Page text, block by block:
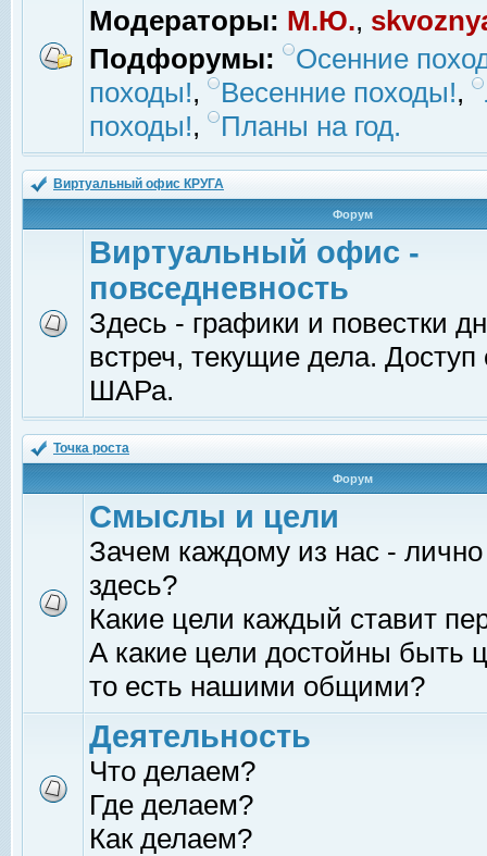
Модераторы: М.Ю.,
Подфорумы:
Осенние
походы!, Весенние походы!,
походы!, Планы на год.
Виртуальный офис КРУГА
Форум
Виртуальный офис -
повседневность
Здесь - графики и повестки
встреч, текущие дела.
ШАРа.
Точка роста
Форум
Смыслы и цели
Зачем каждому из нас -
здесь?
Какие цели каждый ставит
А какие цели достойны быть
то есть нашими общими?
Деятельность
Что делаем?
Где делаем?
Как делаем?